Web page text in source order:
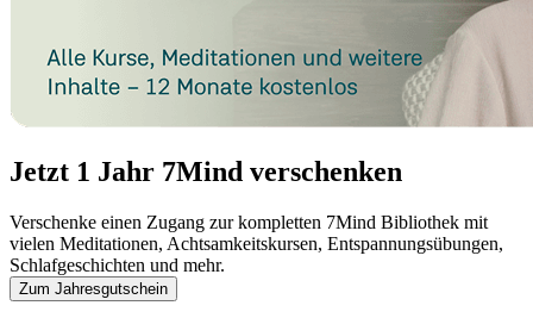
Jetzt 1 Jahr 7Mind verschenken
Verschenke einen Zugang zur kompletten 7Mind Bibliothek mit
vielen Meditationen, Achtsamkeitskursen, Entspannungsübungen,
Schlafgeschichten und mehr.
Zum Jahresgutschein